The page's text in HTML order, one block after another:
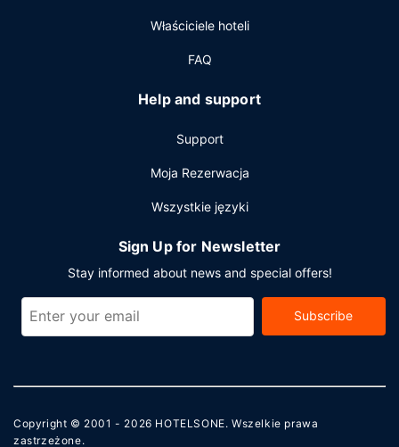
Właściciele hoteli
FAQ
Help and support
Support
Moja Rezerwacja
Wszystkie języki
Sign Up for Newsletter
Stay informed about news and special offers!
Subscribe
Copyright © 2001 - 2026 HOTELSONE. Wszelkie prawa
zastrzeżone.